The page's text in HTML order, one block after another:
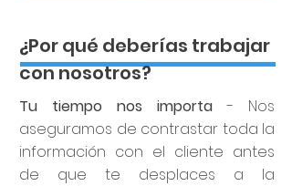
¿Por qué deberías trabajar
con nosotros?
Tu tiempo nos importa - Nos
aseguramos de contrastar toda la
información con el cliente antes
de que te desplaces a la